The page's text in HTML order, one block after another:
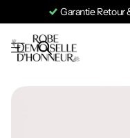
Garantie Retour